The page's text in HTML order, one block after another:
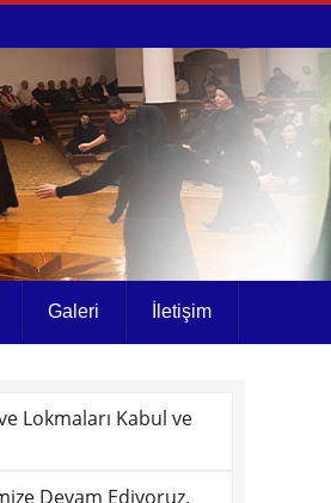
Galeri İletişim
Lokmaları Kabul ve
Devam Ediyoruz.